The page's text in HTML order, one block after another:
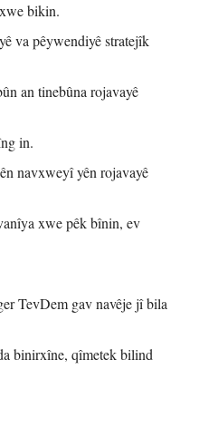
bikin.
va pêywendiyê stratejîk
an tinebûna rojavayê
in.
navxweyî yên rojavayê
xwe pêk bînin, ev
TevDem gav navêje jî bila
binirxîne, qîmetek bilind